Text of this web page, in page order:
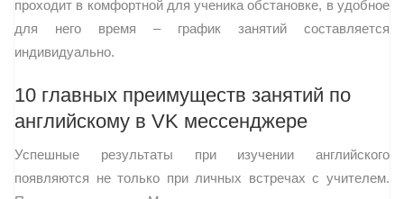
проходит в комфортной для ученика обстановке, в удобное
для него время – график занятий составляется
индивидуально.
10 главных преимуществ занятий по
английскому в VK мессенджере
Успешные результаты при изучении английского
появляются не только при личных встречах с учителем.